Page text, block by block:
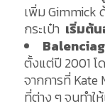
เพิ่ม Gimmick
กระเป๋า เริ่มต้
ตั้งแต่ปี 2001 โ
จากการที่ Kate
ที่ต่าง ๆ จนทำ